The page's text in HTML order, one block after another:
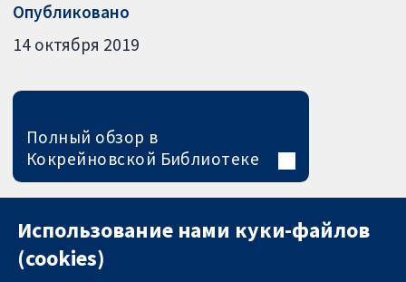
Опубликовано
14 октября 2019
Полный обзор в
Кокрейновской Библиотеке
Использование нами куки-файлов
(cookies)